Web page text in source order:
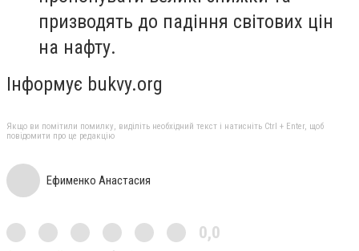
призводять до падіння світових цін
на нафту.
Інформує bukvy.org
Якщо ви помітили помилку, виділіть необхідний текст і натисніть Ctrl + Enter, щоб
повідомити про це редакцію
Ефименко Анастасия
0,0